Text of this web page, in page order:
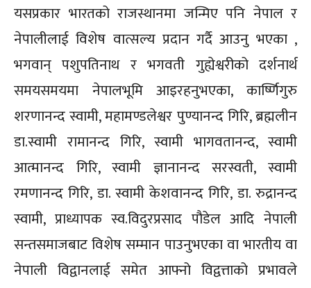
यसप्रकार भारतको राजस्थानमा जन्मिए पनि नेपाल र
नेपालीलाई विशेष वात्सल्य प्रदान गर्दै आउनु भएका ,
भगवान् पशुपतिनाथ र भगवती गुह्येश्वरीको दर्शनार्थ
समयसमयमा नेपालभूमि आइरहनुभएका, कार्ष्णिगुरु
शरणानन्द स्वामी, महामण्डलेश्वर पुण्यानन्द गिरि, ब्रह्मलीन
डा.स्वामी रामानन्द गिरि, स्वामी भागवतानन्द, स्वामी
आत्मानन्द गिरि, स्वामी ज्ञानानन्द सरस्वती, स्वामी
रमणानन्द गिरि, डा. स्वामी केशवानन्द गिरि, डा. रुद्रानन्द
स्वामी, प्राध्यापक स्व.विदुरप्रसाद पौडेल आदि नेपाली
सन्तसमाजबाट विशेष सम्मान पाउनुभएका वा भारतीय वा
नेपाली विद्वानलाई समेत आफ्नो विद्वत्ताको प्रभावले